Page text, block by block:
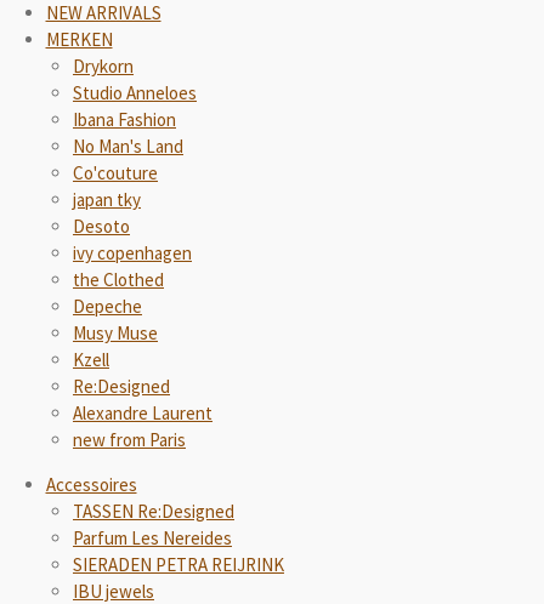
NEW ARRIVALS
MERKEN
Drykorn
Studio Anneloes
Ibana Fashion
No Man's Land
Co'couture
japan tky
Desoto
ivy copenhagen
the Clothed
Depeche
Musy Muse
Kzell
Re:Designed
Alexandre Laurent
new from Paris
Accessoires
TASSEN Re:Designed
Parfum Les Nereides
SIERADEN PETRA REIJRINK
IBU jewels